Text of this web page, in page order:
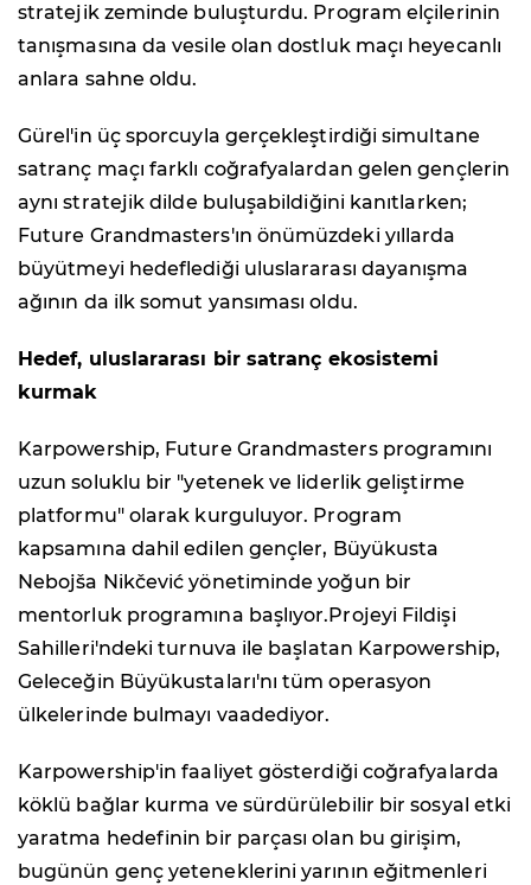
stratejik zeminde buluşturdu. Program elçilerinin
tanışmasına da vesile olan dostluk maçı heyecanlı
anlara sahne oldu.
Gürel'in üç sporcuyla gerçekleştirdiği simultane
satranç maçı farklı coğrafyalardan gelen gençlerin
aynı stratejik dilde buluşabildiğini kanıtlarken;
Future Grandmasters'ın önümüzdeki yıllarda
büyütmeyi hedeflediği uluslararası dayanışma
ağının da ilk somut yansıması oldu.
Hedef, uluslararası bir satranç ekosistemi
kurmak
Karpowership, Future Grandmasters programını
uzun soluklu bir "yetenek ve liderlik geliştirme
platformu" olarak kurguluyor. Program
kapsamına dahil edilen gençler, Büyükusta
Nebojša Nikčević yönetiminde yoğun bir
mentorluk programına başlıyor.Projeyi Fildişi
Sahilleri'ndeki turnuva ile başlatan Karpowership,
Geleceğin Büyükustaları'nı tüm operasyon
ülkelerinde bulmayı vaadediyor.
Karpowership'in faaliyet gösterdiği coğrafyalarda
köklü bağlar kurma ve sürdürülebilir bir sosyal etki
yaratma hedefinin bir parçası olan bu girişim,
bugünün genç yeteneklerini yarının eğitmenleri